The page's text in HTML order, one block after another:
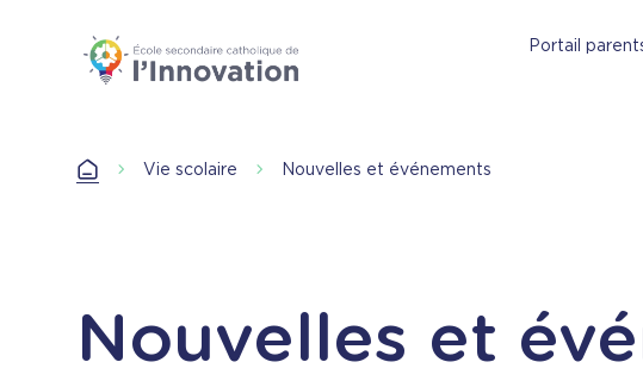
Portail
Accueil Vie scolaire Nouvelles et événements
Nouvelles et